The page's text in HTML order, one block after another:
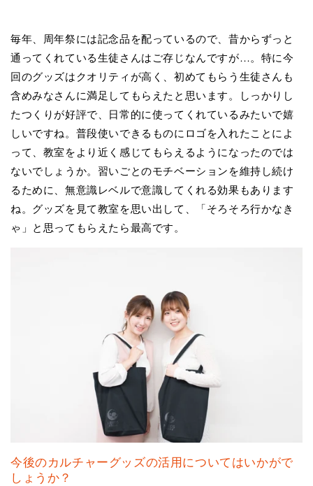
毎年、周年祭には記念品を配っているので、昔からずっと
通ってくれている生徒さんはご存じなんですが…。特に今
回のグッズはクオリティが高く、初めてもらう生徒さんも
含めみなさんに満足してもらえたと思います。しっかりし
たつくりが好評で、日常的に使ってくれているみたいで嬉
しいですね。普段使いできるものにロゴを入れたことによ
って、教室をより近く感じてもらえるようになったのでは
ないでしょうか。習いごとのモチベーションを維持し続け
るために、無意識レベルで意識してくれる効果もあります
ね。グッズを見て教室を思い出して、「そろそろ行かなき
ゃ」と思ってもらえたら最高です。
今後のカルチャーグッズの活用についてはいかがで
しょうか？